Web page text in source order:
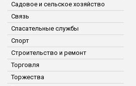
Садовое и сельское хозяйство
Связь
Спасательные службы
Спорт
Строительство и ремонт
Торговля
Торжества